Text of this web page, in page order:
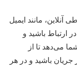
آنلاین، مانند ایمیل
ارتباط باشید و
می‌دهد تا از
باشید و در هر